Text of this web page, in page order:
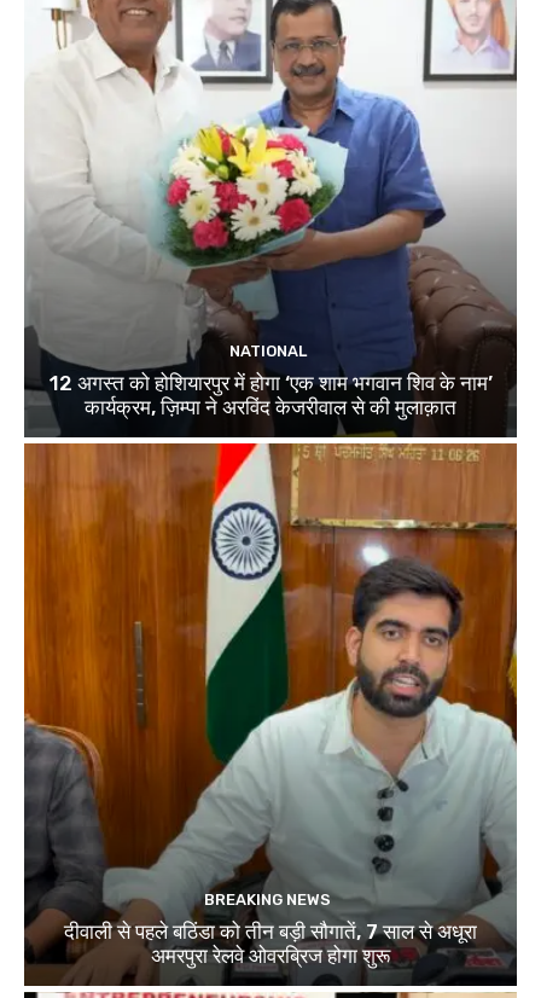
NATIONAL
12 अगस्त को होशियारपुर में होगा ‘एक शाम भगवान शिव के नाम’
कार्यक्रम, ज़िम्पा ने अरविंद केजरीवाल से की मुलाक़ात
BREAKING NEWS
दीवाली से पहले बठिंडा को तीन बड़ी सौगातें, 7 साल से अधूरा
अमरपुरा रेलवे ओवरब्रिज होगा शुरू